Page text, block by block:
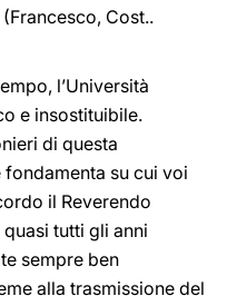
Cost..
l’Università
e insostituibile.
di questa
su cui voi
il Reverendo
tutti gli anni
sempre ben
alla trasmissione del